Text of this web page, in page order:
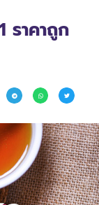
ราคาถูก